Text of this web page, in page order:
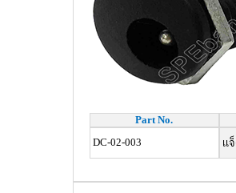
Part No.
DC-02-003
เ